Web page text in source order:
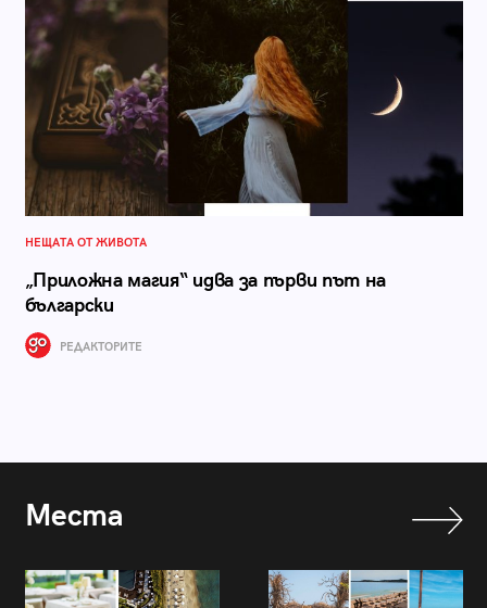
НЕЩАТА ОТ ЖИВОТА
„Приложна магия“ идва за първи път на
български
РЕДАКТОРИТЕ
Места